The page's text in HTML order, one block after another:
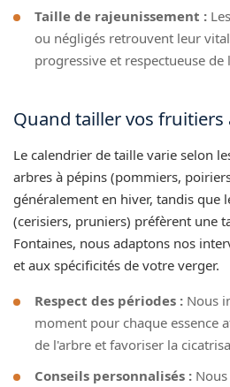
Taille de rajeunissement :
ou négligés retrouvent leur
progressive et respectueuse
Quand tailler vos fruitiers
Le calendrier de taille varie selon
arbres à pépins (pommiers,
généralement en hiver, tandis que
(cerisiers, pruniers) préfèrent une
Fontaines, nous adaptons nos
et aux spécificités de votre verger.
Respect des périodes : Nous
moment pour chaque essence
de l'arbre et favoriser la
Conseils personnalisés :